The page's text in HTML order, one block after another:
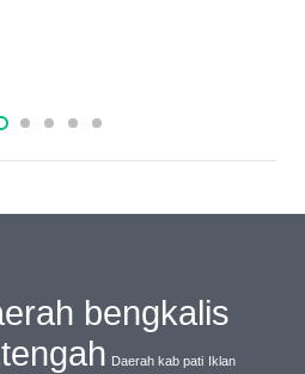
bengkalis
Daerah kab pati Iklan